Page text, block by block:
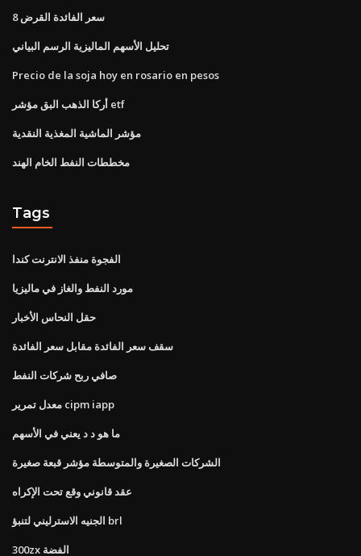
8 سعر الفائدة القرض
تحليل الأسهم الماليزية الرسم البياني
Precio de la soja hoy en rosario en pesos
أركا الذهب البق مؤشر etf
مؤشر الماشية المغذية النقدية
مخططات النفط الخام الهند
Tags
الفجوة منفذ الانترنت كندا
مورد النفط والغاز في ماليزيا
حقل النحاس الأخبار
سقف سعر الفائدة مقابل سعر الفائدة
صافي ربح شركات النفط
معدل تمرير cipm iapp
ما هو د د يعني في الأسهم
الشركات الصغيرة والمتوسطة مؤشر قبعة صغيرة
عقد قانوني وقع تحت الإكراه
الجنيه الاسترليني لتنبؤ brl
300zx الفضة